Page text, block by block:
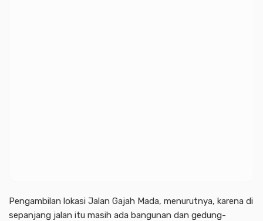
Pengambilan lokasi Jalan Gajah Mada, menurutnya, karena di
sepanjang jalan itu masih ada bangunan dan gedung-